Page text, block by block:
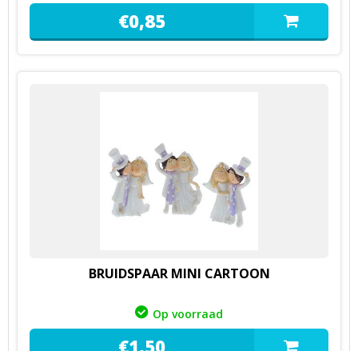
€0,85
BRUIDSPAAR MINI CARTOON
Op voorraad